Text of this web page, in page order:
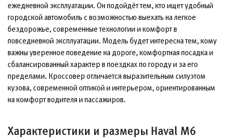
ежедневной эксплуатации. Он подойдёт тем, кто ищет удобный
городской автомобиль с возможностью выехать на легкое
бездорожье, современные технологии и комфорт в
повседневной эксплуатации. Модель будет интересна тем, кому
важны уверенное поведение на дороге, комфортная посадка и
сбалансированный характер в поездках по городу и за его
пределами. Кроссовер отличается выразительным силуэтом
кузова, современной оптикой и интерьером, ориентированным
на комфорт водителя и пассажиров.
Характеристики и размеры Haval M6